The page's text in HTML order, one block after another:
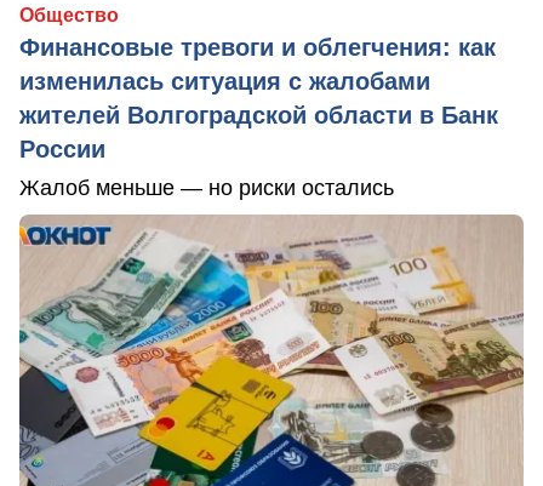
Общество
Финансовые тревоги и облегчения: как
изменилась ситуация с жалобами
жителей Волгоградской области в Банк
России
Жалоб меньше — но риски остались